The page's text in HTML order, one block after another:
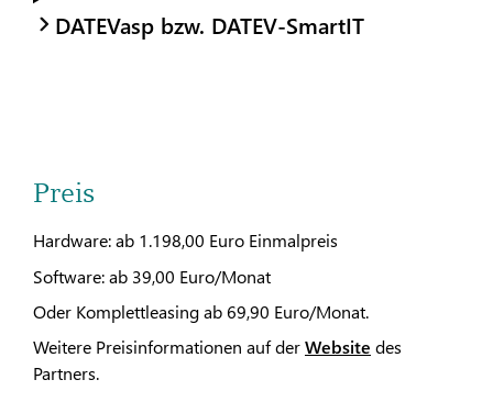
DATEVasp bzw. DATEV-SmartIT
Preis
Hardware: ab 1.198,00 Euro Einmalpreis
Software: ab 39,00 Euro/Monat
Oder Komplettleasing ab 69,90 Euro/Monat.
Weitere Preisinformationen auf derWebsite des
Partners.